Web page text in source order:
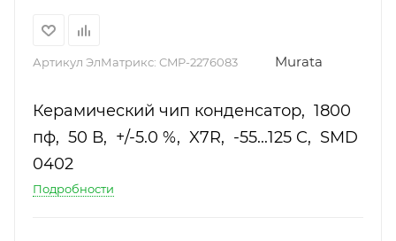
Артикул ЭлМатрикс: CMP-2276083 Murata
Керамический чип конденсатор, 1800
пф, 50 В, +/-5.0 %, X7R, -55...125 C, SMD
0402
Подробности